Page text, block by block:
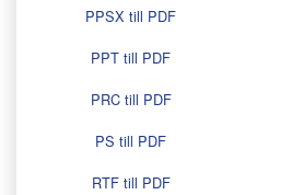
PPSX till PDF
PPT till PDF
PRC till PDF
PS till PDF
RTF till PDF